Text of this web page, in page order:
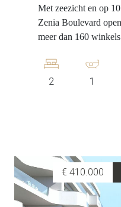
Met zeezicht en op
Zenia Boulevard
meer dan 160
2 1
€ 410.000